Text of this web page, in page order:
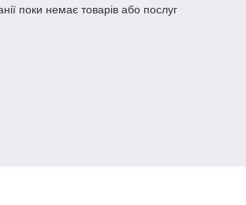
поки немає товарів або послуг